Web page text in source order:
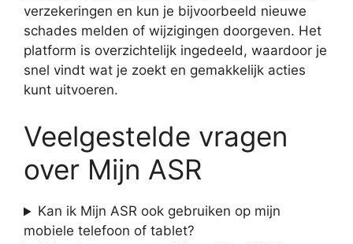
verzekeringen en kun je bijvoorbeeld nieuwe
schades melden of wijzigingen doorgeven. Het
platform is overzichtelijk ingedeeld, waardoor je
snel vindt wat je zoekt en gemakkelijk acties
kunt uitvoeren.
Veelgestelde vragen
over Mijn ASR
Kan ik Mijn ASR ook gebruiken op mijn
mobiele telefoon of tablet?